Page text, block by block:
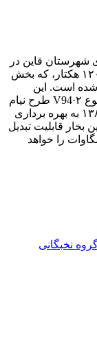
شهید کاوه در ۵ کیلومتری شهرستان قاین در
حاشیه جاده قاین-مشهد در زمینی به مساحت ۱۲۰ هکتار، که بخش
شده است. این
نیروگاه شامل ۴ واحد گازی ۵/۱۵۷ مگاواتی از نوع V94·۲ طرح نیام
(نیروگاه استاندارد مپنا) می باشد که در سال ۱۳۸۸ به بهره­ برداری
بخار قابلیت تبدیل
سیکل ترکیبی با توان تولیدی کل ۹۵۶ مگاوات را خواهد
نخبگانی